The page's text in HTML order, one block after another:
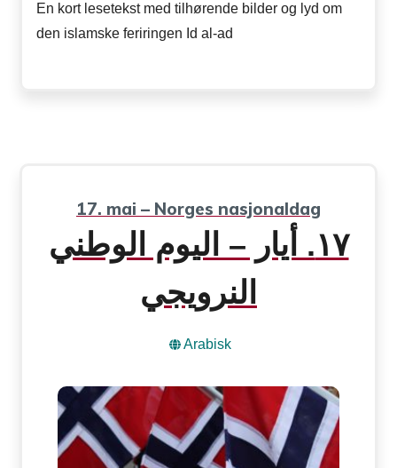
En kort lesetekst med tilhørende bilder og lyd om
den islamske feriringen Id al-ad
17. mai – Norges nasjonaldag
١٧. أيار – اليوم الوطني
النرويجي
Arabisk